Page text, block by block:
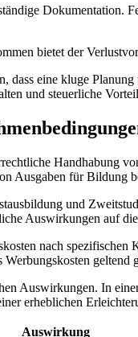
Dokumentation.
bietet der
dass eine kluge
und steuerliche
Handhabung
Ausgaben für Bildung
und
Auswirkungen auf
nach
geltend
Auswirkungen. In
erheblichen
Auswirkung